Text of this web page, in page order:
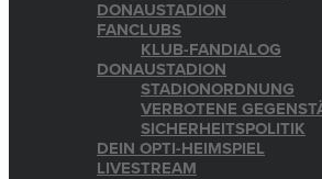
DONAUSTADION
FANCLUBS
KLUB-FANDIALOG
DONAUSTADION
STADIONORDNUNG
VERBOTENE
SICHERHEITSPOLITIK
DEIN OPTI-HEIMSPIEL
LIVESTREAM